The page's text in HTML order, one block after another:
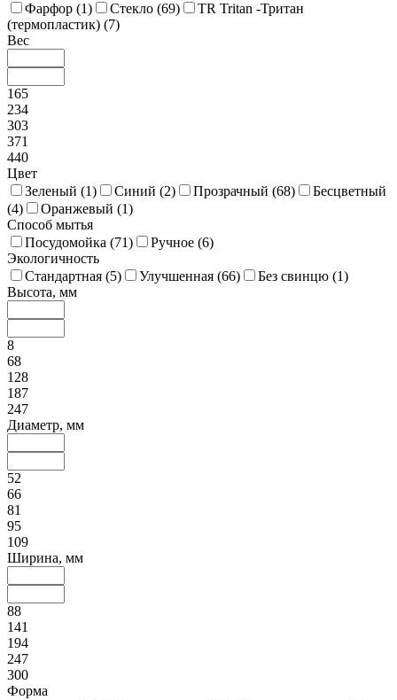
Фарфор (1) Стекло (69)
TR Tritan -Тритан
(термопластик) (7)
Вес
165
234
303
371
440
Цвет
Зеленый (1) Синий (2) Прозрачный (68)
Бесцветный
(4) Оранжевый (1)
Способ мытья
Посудомойка (71) Ручное (6)
Экологичность
Стандартная (5) Улучшенная (66) Без свинцю (1)
Высота, мм
8
68
128
187
247
Диаметр, мм
52
66
81
95
109
Ширина, мм
88
141
194
247
300
Форма